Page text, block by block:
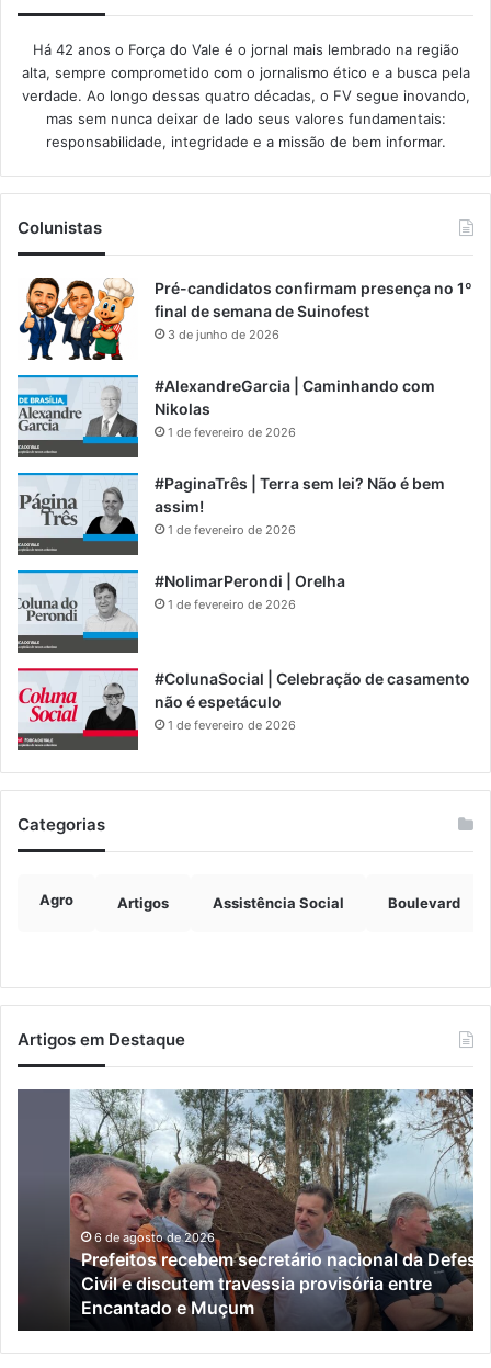
Há 42 anos o Força do Vale é o jornal mais lembrado na região
alta, sempre comprometido com o jornalismo ético e a busca pela
verdade. Ao longo dessas quatro décadas, o FV segue inovando,
mas sem nunca deixar de lado seus valores fundamentais:
responsabilidade, integridade e a missão de bem informar.​
Colunistas
Pré-candidatos confirmam presença no 1º
final de semana de Suinofest
3 de junho de 2026
#AlexandreGarcia | Caminhando com
Nikolas
1 de fevereiro de 2026
#PaginaTrês | Terra sem lei? Não é bem
assim!
1 de fevereiro de 2026
#NolimarPerondi | Orelha
1 de fevereiro de 2026
#ColunaSocial | Celebração de casamento
não é espetáculo
1 de fevereiro de 2026
Categorias
Agro Artigos Assistência Social Boulevard
Artigos em Destaque
Prefeitos
recebem
secretário
nacional
travessia
provisória
entre
6 de agosto de 2026
Prefeitos recebem secretário nacional da Defesa
Civil e discutem travessia provisória entre
Encantado e Muçum
a
de
de